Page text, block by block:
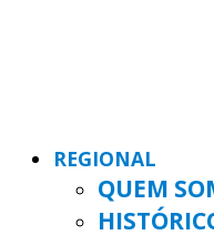
REGIONAL
QUEM